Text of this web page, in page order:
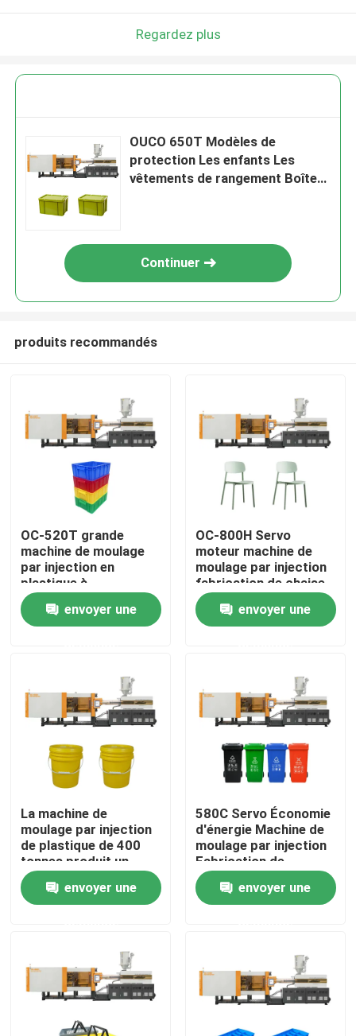
Maison
Produits
Au sujet de nous
Visite d'usine
Contrôle de qualité
Contactez-nous
Demandez une citation
Machines en plastique de moulage par injection
Machine automatique de moulage par injection
Regardez plus
OUCO 650T Modèles de
protection Les enfants Les
vêtements de rangement Boîte
Continuer
produits recommandés
OC-520T grande
machine de moulage
par injection en
plastique à
servomoteur pour
caisse en plastique
envoyer une
OC-800H Servo
moteur machine de
moulage par injection
fabrication de chaise
en plastique
envoyer une
La machine de
moulage par injection
de plastique de 400
tonnes produit un
seau en plastique
envoyer une
580C Servo Économie
d'énergie Machine de
moulage par injection
Fabrication de
poubelles en plastique
envoyer une